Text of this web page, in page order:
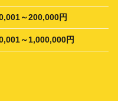
～200,000円
～1,000,000円